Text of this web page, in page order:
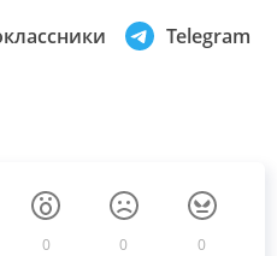
Telegram
0 0 0